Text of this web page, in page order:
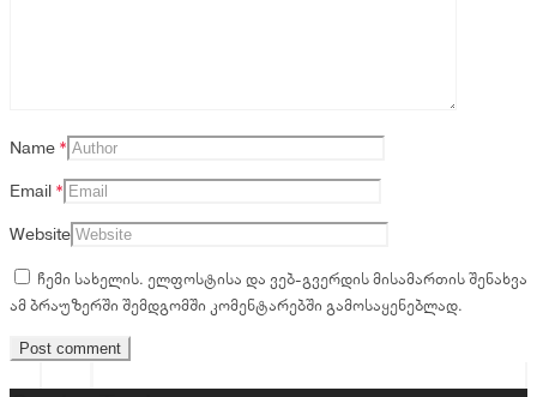
Name *
Email *
Website
ჩემი სახელის. ელფოსტისა და ვებ-გვერდის მისამართის შენახვა
ამ ბრაუზერში შემდგომში კომენტარებში გამოსაყენებლად.